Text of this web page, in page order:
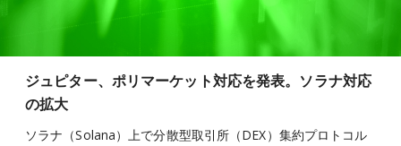
ジュピター、ポリマーケット対応を発表。ソラナ対応
の拡大
ソラナ（Solana）上で分散型取引所（DEX）集約プロトコル